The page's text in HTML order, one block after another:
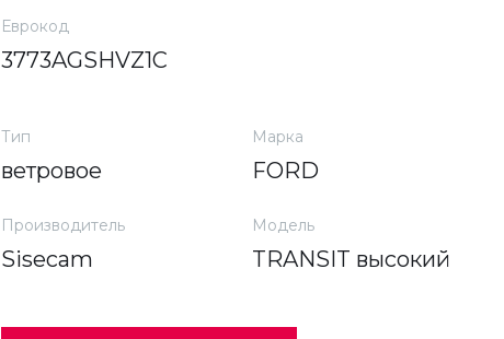
Еврокод
3773AGSHVZ1C
Тип
ветровое
Марка
FORD
Производитель
Sisecam
Модель
TRANSIT высокий